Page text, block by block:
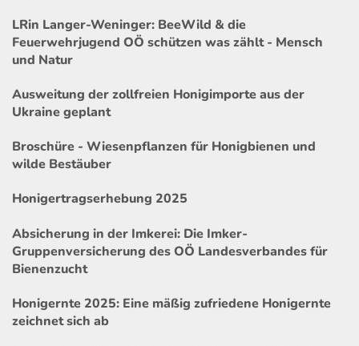
LRin Langer-Weninger: BeeWild & die
Feuerwehrjugend OÖ schützen was zählt - Mensch
und Natur
Ausweitung der zollfreien Honigimporte aus der
Ukraine geplant
Broschüre - Wiesenpflanzen für Honigbienen und
wilde Bestäuber
Honigertragserhebung 2025
Absicherung in der Imkerei: Die Imker-
Gruppenversicherung des OÖ Landesverbandes für
Bienenzucht
Honigernte 2025: Eine mäßig zufriedene Honigernte
zeichnet sich ab